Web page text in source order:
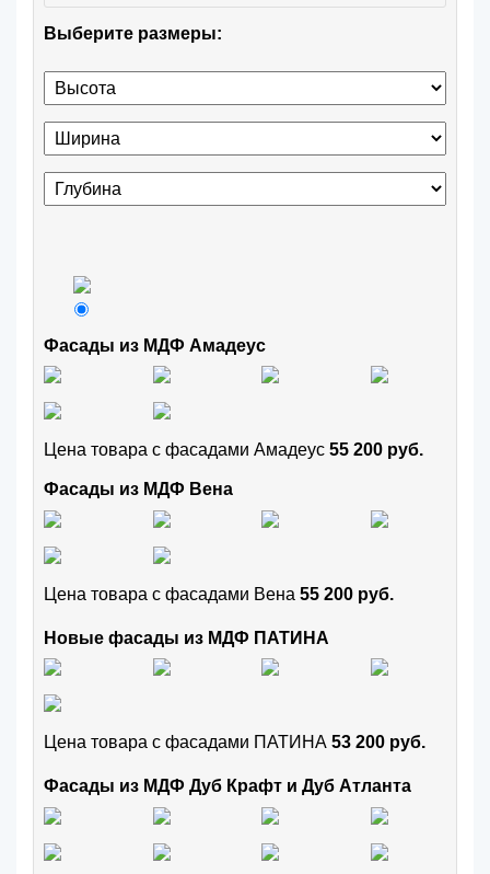
Выберите размеры:
Фасады из МДФ Амадеус
Цена товара с фасадами Амадеус 55 200 руб.
Фасады из МДФ Вена
Цена товара с фасадами Вена 55 200 руб.
Новые фасады из МДФ ПАТИНА
Цена товара с фасадами ПАТИНА 53 200 руб.
Фасады из МДФ Дуб Крафт и Дуб Атланта